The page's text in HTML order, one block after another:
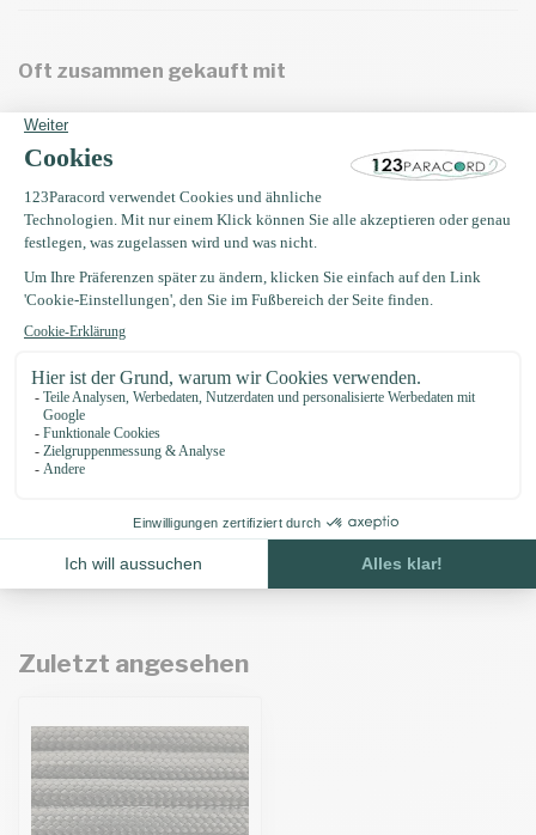
Oft zusammen gekauft mit
Auf Lager
€10,99
EM Keramik 50 gramm (35
Stücke)
Auf Lager
€4,75
Buckle 20MM Kunststoff
Auf Lager
€0,75
Paracord nadel 7,7CM
Auf Lager
Zuletzt angesehen